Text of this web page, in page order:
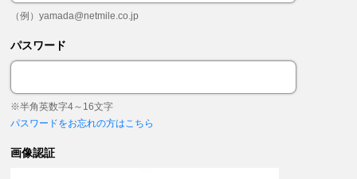
（例）yamada@netmile.co.jp
パスワード
※半角英数字4～16文字
パスワードをお忘れの方はこちら
画像認証